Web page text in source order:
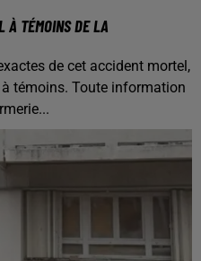
À TÉMOINS DE LA
de cet accident mortel,
témoins. Toute information